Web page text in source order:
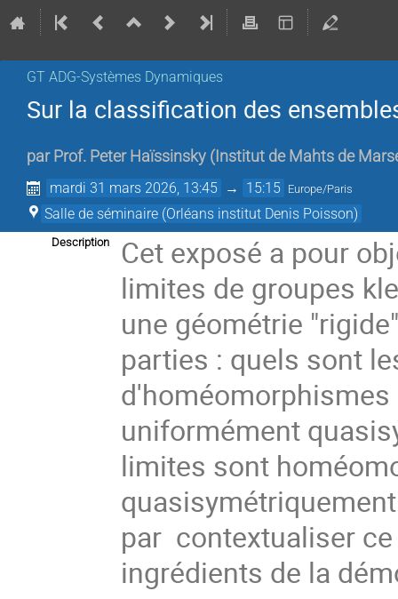
GT ADG-Systèmes Dynamiques
Sur la classification des
par Prof. Peter Haïssinsky ( Institut de Mahts de
mardi 31 mars 2026, 13:45 → 15:15 Europe/Paris
Salle de séminaire (Orléans institut Denis Poisson)
Description
Cet exposé a pour
limites de groupes
une géométrie
parties : quels sont
uniformément
limites sont
par contextualiser
ingrédients de la